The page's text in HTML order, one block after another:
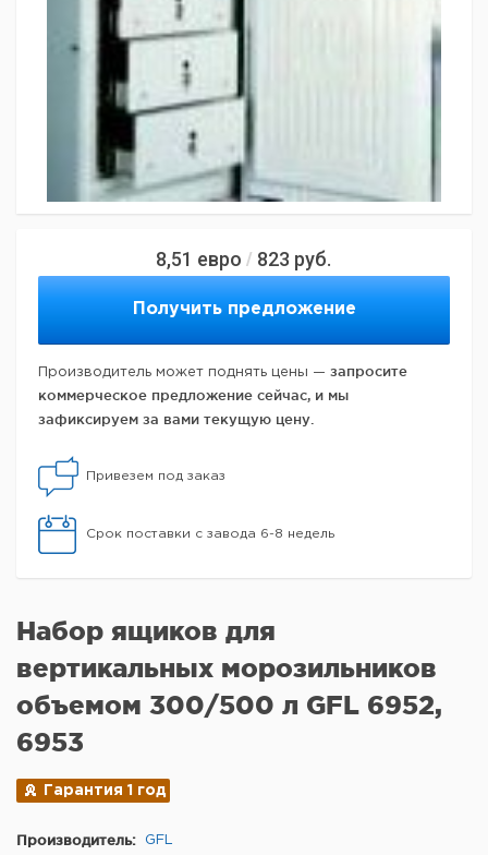
8,51 евро / 823 руб.
Получить предложение
Производитель может поднять цены — запросите
коммерческое предложение сейчас, и мы
зафиксируем за вами текущую цену.
Привезем под заказ
Срок поставки с завода 6-8 недель
Набор ящиков для
вертикальных морозильников
объемом 300/500 л GFL 6952,
6953
Гарантия 1 год
Производитель: GFL